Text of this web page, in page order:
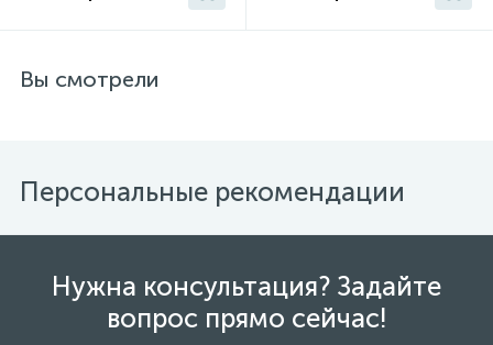
Вы смотрели
Персональные рекомендации
Нужна консультация? Задайте
вопрос прямо сейчас!